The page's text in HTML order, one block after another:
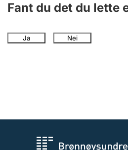
Fant du det du lette
Ja Nei